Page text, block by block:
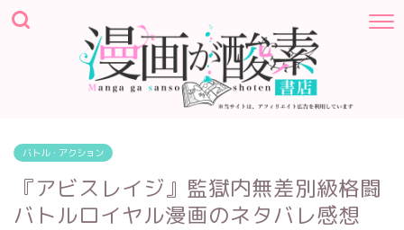
バトル・アクション
『アビスレイジ』監獄内無差別級格闘
バトルロイヤル漫画のネタバレ感想